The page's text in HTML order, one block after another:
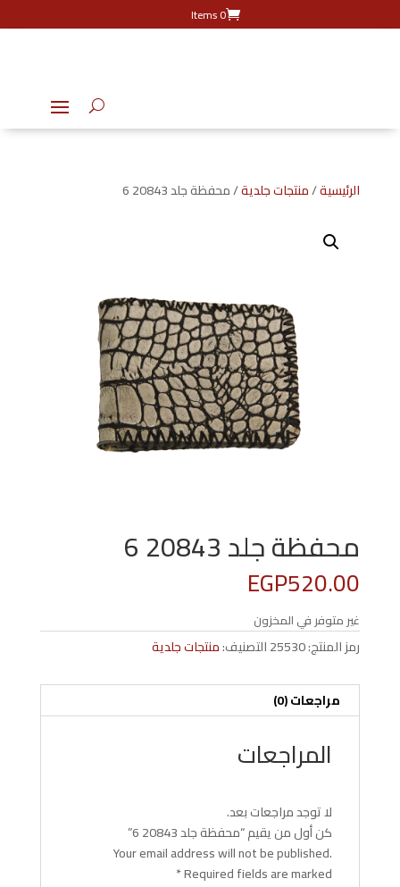
0 Items
الرئيسية/منتجات جلدية/ محفظة جلد 20843 6
محفظة جلد 20843 6
EGP520.00
غير متوفر في المخزون
رمز المنتج:25530التصنيف:منتجات جلدية
مراجعات (0)
المراجعات
لا توجد مراجعات بعد.
كن أول من يقيم “محفظة جلد 20843 6”
Your email address will not be published.
Required fields are marked
*